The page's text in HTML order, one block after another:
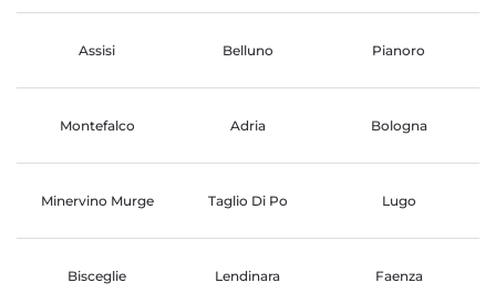
Assisi Belluno Pianoro
Montefalco Adria Bologna
Minervino Murge Taglio Di Po Lugo
Bisceglie Lendinara Faenza